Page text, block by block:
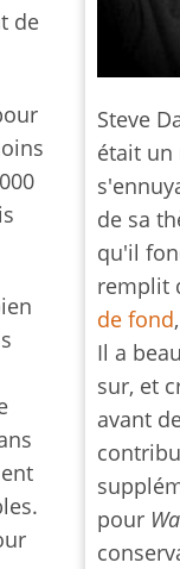
de
Steve
était un
de sa
qu'il
remplit
de fond
Il a
sur, et
avant
pour